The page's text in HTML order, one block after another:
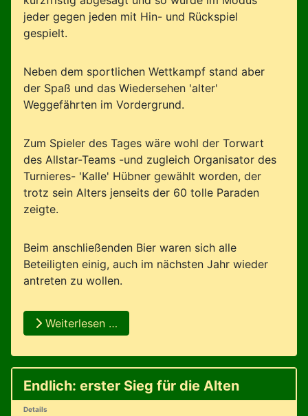
jeder gegen jeden mit Hin- und Rückspiel
gespielt.
Neben dem sportlichen Wettkampf stand aber
der Spaß und das Wiedersehen 'alter'
Weggefährten im Vordergrund.
Zum Spieler des Tages wäre wohl der Torwart
des Allstar-Teams -und zugleich Organisator des
Turnieres- 'Kalle' Hübner gewählt worden, der
trotz sein Alters jenseits der 60 tolle Paraden
zeigte.
Beim anschließenden Bier waren sich alle
Beteiligten einig, auch im nächsten Jahr wieder
antreten zu wollen.
Weiterlesen …
Endlich: erster Sieg für die Alten
Details